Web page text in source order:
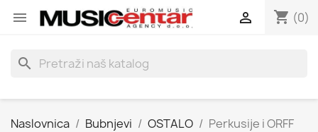
 shopping_cart (0)

search
Naslovnica Bubnjevi OSTALO Perkusije i ORFF